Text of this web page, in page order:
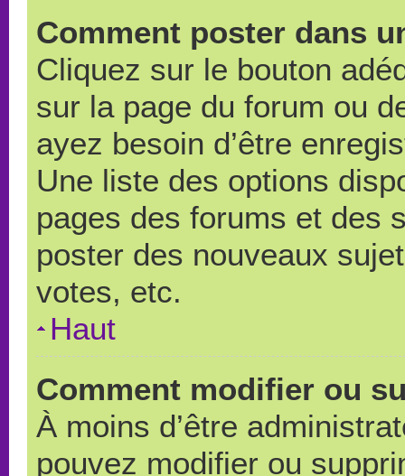
Comment poster dans
Cliquez sur le bouton
sur la page du forum ou
ayez besoin d’être
Une liste des options
pages des forums et des
poster des nouveaux
votes, etc.
Haut
Comment modifier ou
À moins d’être
pouvez modifier ou